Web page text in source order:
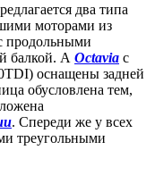
два типа
моторами из
продольными
балкой. А Octavia с
оснащены задней
обусловлена тем,
. Спереди же у всех
треугольными